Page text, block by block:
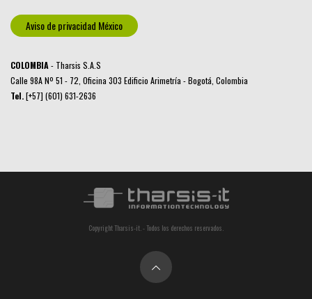
Aviso de privacidad México
COLOMBIA - Tharsis S.A.S
Calle 98A Nº 51 - 72, Oficina 303 Edificio Arimetría - Bogotá, Colombia
Tel.[+57] (601) 631-2636
Copyright Tharsis-it. - Todos los derechos reservados.